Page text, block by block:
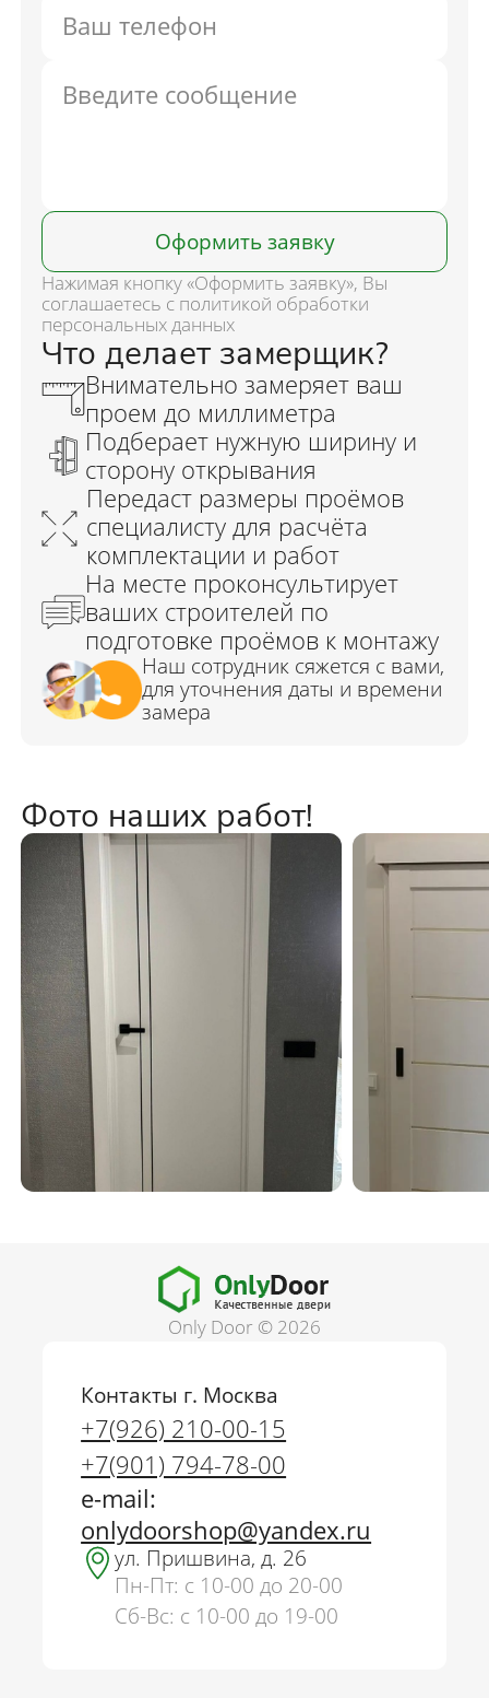
Оформить заявку
Нажимая кнопку «Оформить заявку», Вы
соглашаетесь с политикой обработки
персональных данных
Фото наших работ!
Only Door © 2026
Контакты г. Москва
+7(926) 210-00-15
+7(901) 794-78-00
e-mail:
onlydoorshop@yandex.ru
ул. Пришвина, д. 26
Пн-Пт: с 10-00 до 20-00
Сб-Вс: с 10-00 до 19-00